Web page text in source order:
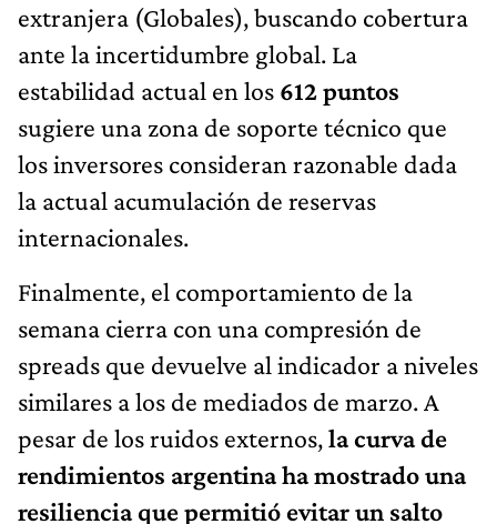
extranjera (Globales), buscando cobertura
ante la incertidumbre global. La
estabilidad actual en los 612 puntos
sugiere una zona de soporte técnico que
los inversores consideran razonable dada
la actual acumulación de reservas
internacionales.
Finalmente, el comportamiento de la
semana cierra con una compresión de
spreads que devuelve al indicador a niveles
similares a los de mediados de marzo. A
pesar de los ruidos externos,la curva de
rendimientos argentina ha mostrado una
resiliencia que permitió evitar un salto